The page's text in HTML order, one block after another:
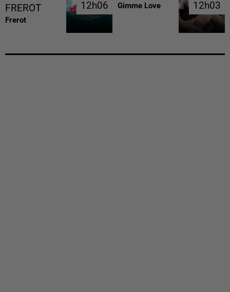
FREROT
Frerot
12h06
12h06 Gimme Love 12h03
12h03